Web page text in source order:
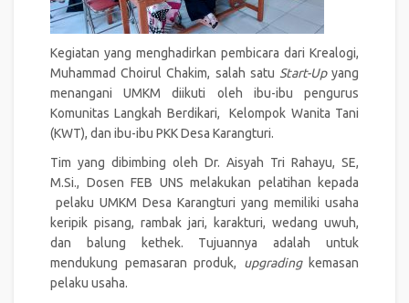
Kegiatan yang menghadirkan pembicara dari Krealogi,
Muhammad Choirul Chakim, salah satu Start-Upyang
menangani UMKM diikuti oleh ibu-ibu pengurus
Komunitas Langkah Berdikari, Kelompok Wanita Tani
(KWT), dan ibu-ibu PKK Desa Karangturi.
Tim yang dibimbing oleh Dr. Aisyah Tri Rahayu, SE,
M.Si., Dosen FEB UNS melakukan pelatihan kepada
pelaku UMKM Desa Karangturi yang memiliki usaha
keripik pisang, rambak jari, karakturi, wedang uwuh,
dan balung kethek. Tujuannya adalah untuk
mendukung pemasaran produk, upgradingkemasan
pelaku usaha.